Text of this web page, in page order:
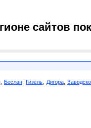
сайтов
, Беслан,Гизель Дигора,